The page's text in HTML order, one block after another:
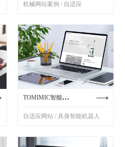
机械网站案例 / 自适应
TOMIMIC智能机器人
自适应网站 / 具身智能机器人